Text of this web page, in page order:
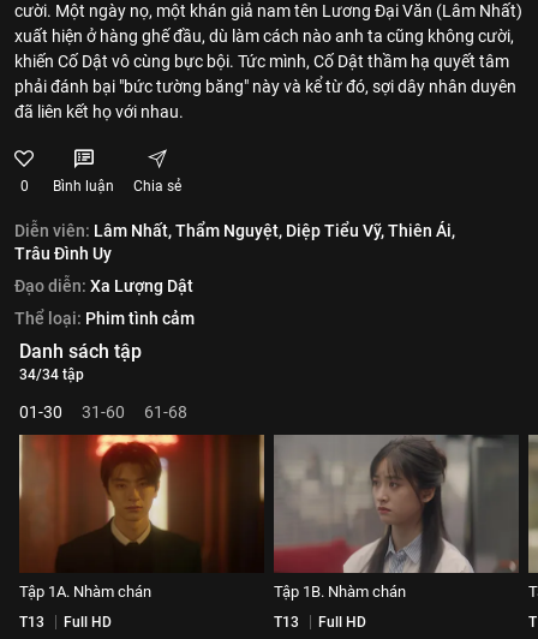
cười. Một ngày nọ, một khán giả nam tên Lương Đại Văn (Lâm Nhất)
xuất hiện ở hàng ghế đầu, dù làm cách nào anh ta cũng không cười,
khiến Cố Dật vô cùng bực bội. Tức mình, Cố Dật thầm hạ quyết tâm
phải đánh bại "bức tường băng" này và kể từ đó, sợi dây nhân duyên
đã liên kết họ với nhau.
0 Bình luận Chia sẻ
Diễn viên: Lâm Nhất,Thẩm Nguyệt, Diệp Tiểu Vỹ,Thiên Ái,
Trâu Đình Uy
Đạo diễn: Xa Lượng Dật
Thể loại: Phim tình cảm
Danh sách tập
34/34 tập
01-30 31-60 61-68
Tập 1A. Nhàm chán
T13 Full HD
Tập 1B. Nhàm chán
T13 Full HD